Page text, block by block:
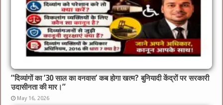
​”दिव्यांगों का ’30 साल का वनवास’ कब होगा खत्म? बुनियादी केंद्रों पर सरकारी
उदासीनता की मार।”
May 16, 2026